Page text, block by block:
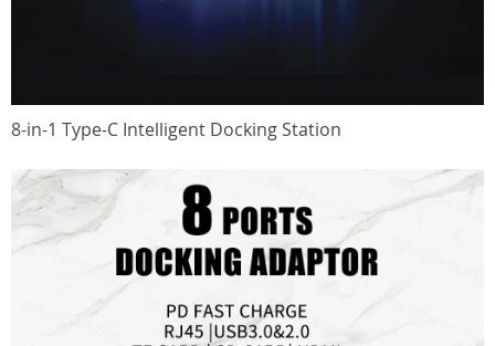
8-in-1 Type-C Intelligent Docking Station